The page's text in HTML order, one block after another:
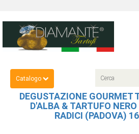
Catalogo
DEGUSTAZIONE GOURMET
D'ALBA & TARTUFO
RADICI (PADOVA)